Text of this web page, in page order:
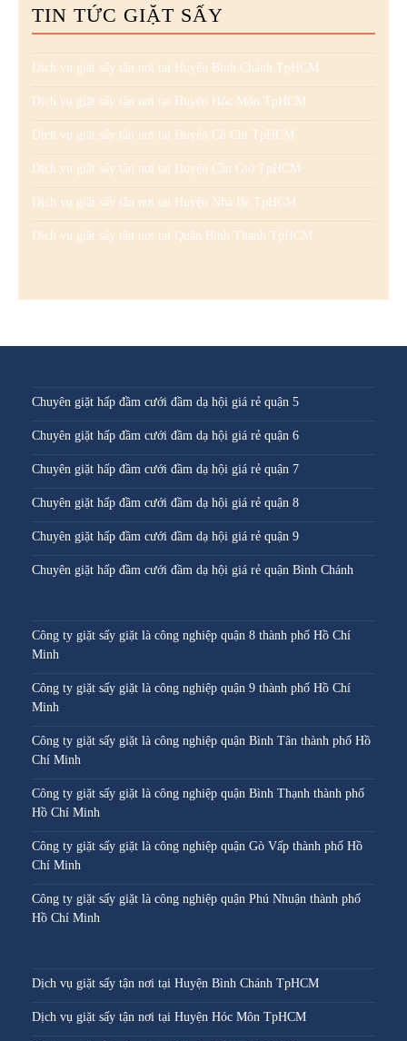
TIN TỨC GIẶT SẤY
Dịch vụ giặt sấy tận nơi tại Huyện Bình Chánh TpHCM
Dịch vụ giặt sấy tận nơi tại Huyện Hóc Môn TpHCM
Dịch vụ giặt sấy tận nơi tại Huyện Củ Chi TpHCM
Dịch vụ giặt sấy tận nơi tại Huyện Cần Giờ TpHCM
Dịch vụ giặt sấy tận nơi tại Huyện Nhà Bè TpHCM
Dịch vụ giặt sấy tận nơi tại Quận Bình Thạnh TpHCM
Chuyên giặt hấp đầm cưới đầm dạ hội giá rẻ quận 5
Chuyên giặt hấp đầm cưới đầm dạ hội giá rẻ quận 6
Chuyên giặt hấp đầm cưới đầm dạ hội giá rẻ quận 7
Chuyên giặt hấp đầm cưới đầm dạ hội giá rẻ quận 8
Chuyên giặt hấp đầm cưới đầm dạ hội giá rẻ quận 9
Chuyên giặt hấp đầm cưới đầm dạ hội giá rẻ quận Bình Chánh
Công ty giặt sấy giặt là công nghiệp quận 8 thành phố Hồ Chí
Minh
Công ty giặt sấy giặt là công nghiệp quận 9 thành phố Hồ Chí
Minh
Công ty giặt sấy giặt là công nghiệp quận Bình Tân thành phố Hồ
Chí Minh
Công ty giặt sấy giặt là công nghiệp quận Bình Thạnh thành phố
Hồ Chí Minh
Công ty giặt sấy giặt là công nghiệp quận Gò Vấp thành phố Hồ
Chí Minh
Công ty giặt sấy giặt là công nghiệp quận Phú Nhuận thành phố
Hồ Chí Minh
Dịch vụ giặt sấy tận nơi tại Huyện Bình Chánh TpHCM
Dịch vụ giặt sấy tận nơi tại Huyện Hóc Môn TpHCM